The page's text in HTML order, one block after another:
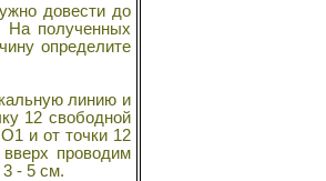
довести до
На полученных
определите
линию и
12 свободной
и от точки 12
проводим
- 5 см.